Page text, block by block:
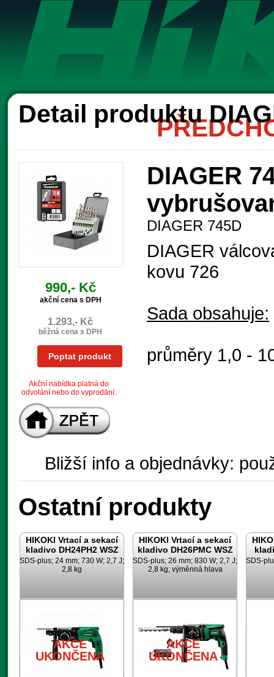
Detail produktu
990,- Kč
akční cena s DPH
1.293,- Kč
běžná cena s DPH
Poptat produkt
Akční nabídka platná do
odvolání nebo do vyprodání.
DIAGER
DIAGER 745D
DIAGER
kovu 726
Sada obsahuje:
průměry 1,0 -
Bližší info a objednávky:
Ostatní produkty
HIKOKI Vrtací a sekací
kladivo DH24PH2 WSZ
SDS-plus; 24 mm; 730 W; 2,7 J;
2,8 kg
AKCE
UKONČENA
HIKOKI Vrtací a sekací
kladivo DH26PMC WSZ
SDS-plus; 26 mm; 830 W; 2,7 J;
2,8 kg; výměnná hlava
AKCE
UKONČENA
SDS-